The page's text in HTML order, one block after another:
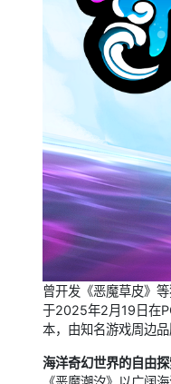
曾开发《恶魔草皮》
于2025年2月19日在
本，由知名游戏周边
海洋奇幻世界的自由